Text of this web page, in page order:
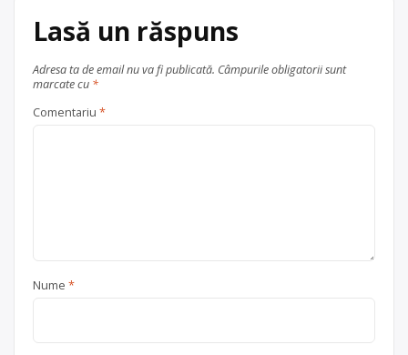
Lasă un răspuns
Adresa ta de email nu va fi publicată. Câmpurile obligatorii sunt
marcate cu *
Comentariu *
Nume *